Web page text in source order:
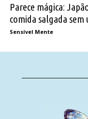
Parece mágica:
comida salgada sem
Sensível Mente